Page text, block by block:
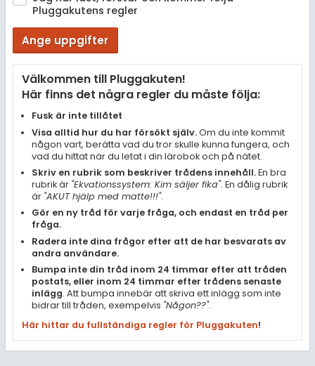
Pluggakutens regler
Ange uppgifter
Välkommen till Pluggakuten!
Här finns det några regler du måste följa:
Fusk är inte tillåtet
Visa alltid hur du har försökt själv.Om du inte kommit
någon vart, berätta vad du tror skulle kunna fungera, och
vad du hittat när du letat i din lärobok och på nätet.
Skriv en rubrik som beskriver trådens innehåll.En bra
rubrik är "Ekvationssystem: Kim säljer fika". En dålig rubrik
är "AKUT hjälp med matte!!!".
Gör en ny tråd för varje fråga, och endast en tråd per
fråga.
Radera inte dina frågor efter att de har besvarats av
andra användare.
Bumpa inte din tråd inom 24 timmar efter att tråden
postats, eller inom 24 timmar efter trådens senaste
inlägg. Att bumpa innebär att skriva ett inlägg som inte
bidrar till tråden, exempelvis "Någon??".
Här hittar du fullständiga regler för Pluggakuten!
Ekonomi
Övriga diskussioner
Livehjälpen
Regler
För lärare
3 inloggade
Om Pluggakuten